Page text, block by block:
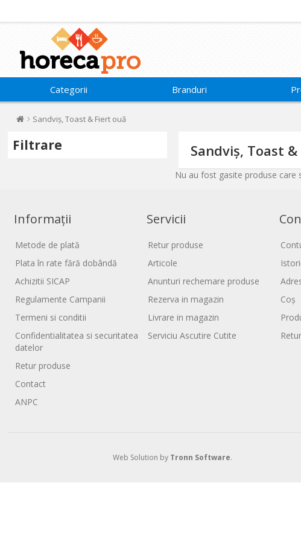
Categorii Branduri
Sandviș, Toast & Fiert ouă
Filtrare Sandviș, Toast
Nu au fost gasite produse care
Informații
Metode de plată
Plata în rate fără dobândă
Achizitii SICAP
Regulamente Campanii
Termeni si conditii
Confidentialitatea si securitatea
datelor
Retur produse
Contact
ANPC
Servicii
Retur produse
Articole
Anunturi rechemare produse
Rezerva in magazin
Livrare in magazin
Serviciu Ascutire Cutite
Coș
Web Solution by Tronn Software.